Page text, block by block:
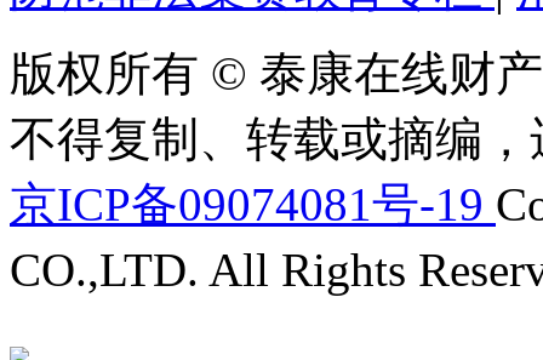
版权所有 © 泰康在线财
不得复制、转载或摘编
京ICP备09074081号-19
CO.,LTD. All Rights